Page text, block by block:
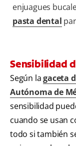
enjuagues
pasta dental
Sensibilidad
Según lagaceta
Autónoma de
sensibilidad
cuando se usan
todo si también